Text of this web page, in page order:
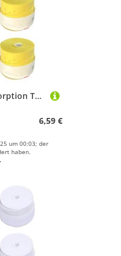
ZEPFJHE Schweißabsorption Tennisschläger Grip Badmintons Squash Training Sweatband Nonslip Grips Overgrip Dauerhafte Antislip Schläger Super Absorbiert
6,59 €
um 00:03; der
haben.